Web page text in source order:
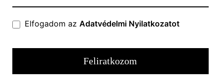
Elfogadom az Adatvédelmi Nyilatkozatot
Feliratkozom